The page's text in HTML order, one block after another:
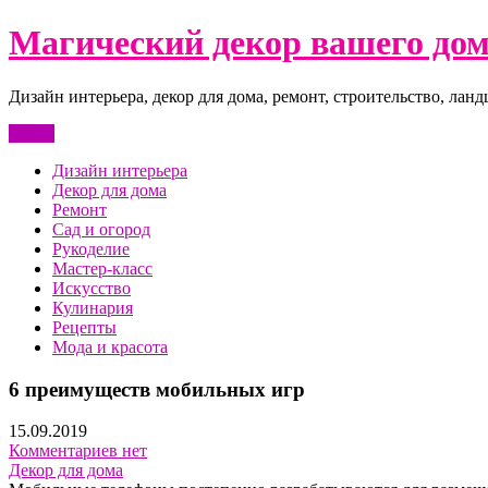
Перейти
к
Магический декор вашего
Дизайн интерьера, декор для дома, ремонт, строительство,
Дизайн интерьера
Декор для дома
Ремонт
Сад и огород
Рукоделие
Мастер-класс
Искусство
Кулинария
Рецепты
Мода и красота
6 преимуществ мобильных игр
15.09.2019
Комментариев нет
Декор для дома